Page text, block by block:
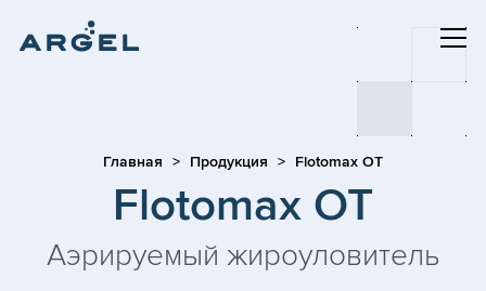
Главная Продукция Flotomax OT
Flotomax OT
Аэрируемый жироуловитель